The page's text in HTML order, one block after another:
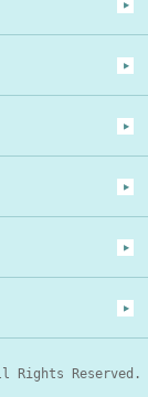
Rights Reserved.